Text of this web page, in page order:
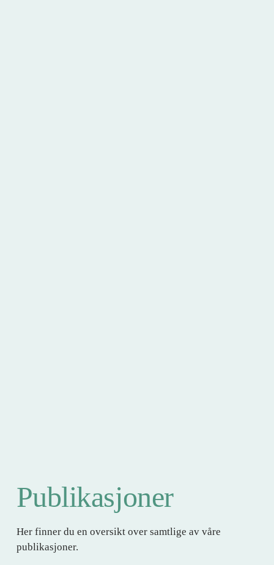
Publikasjoner
Her finner du en oversikt over samtlige av våre
publikasjoner.